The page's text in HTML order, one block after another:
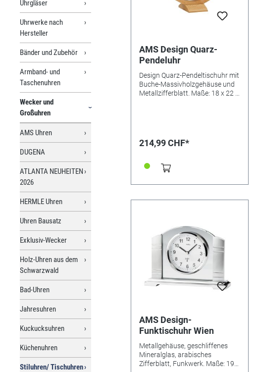
Uhrgläser
Uhrwerke nach
Hersteller
Bänder und Zubehör
Armband- und
Taschenuhren
Wecker und
Großuhren
AMS Uhren
DUGENA
ATLANTA NEUHEITEN
2026
HERMLE Uhren
Uhren Bausatz
Exklusiv-Wecker
Holz-Uhren aus dem
Schwarzwald
Bad-Uhren
Jahresuhren
Kuckucksuhren
Küchenuhren
Stiluhren/ Tischuhren
AMS Design Quarz-
Pendeluhr
Design Quarz-Pendeltischuhr mit
Buche-Massivholzgehäuse und
Metallzifferblatt. Maße: 18 x 22 x
214,99 CHF*
AMS Design-
Funktischuhr Wien
Metallgehäuse, geschliffenes
Mineralglas, arabisches
Zifferblatt, Funkwerk. Maße: 19 x